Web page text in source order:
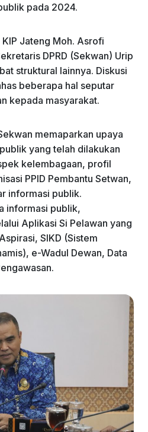
pada 2024.
Jateng Moh. Asrofi
DPRD (Sekwan) Urip
struktural lainnya. Diskusi
beberapa hal seputar
kepada masyarakat.
memaparkan upaya
yang telah dilakukan
kelembagaan, profil
PPID Pembantu Setwan,
informasi publik.
informasi publik,
Aplikasi Si Pelawan yang
SIKD (Sistem
e-Wadul Dewan, Data